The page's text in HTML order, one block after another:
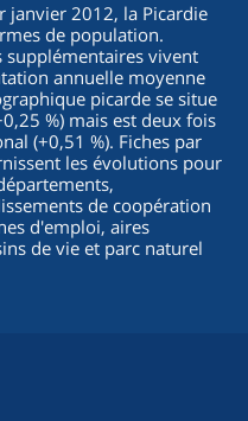
janvier 2012, la Picardie
de population.
supplémentaires vivent
annuelle moyenne
picarde se situe
%) mais est deux fois
(+0,51 %). Fiches par
les évolutions pour
de coopération
d'emploi, aires
de vie et parc naturel